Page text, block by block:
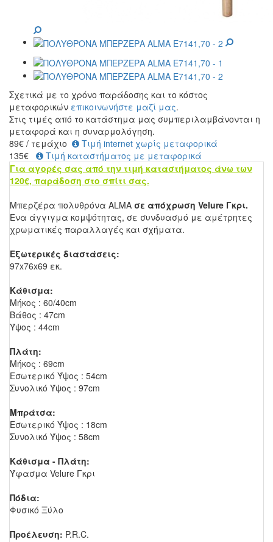
Σχετικά με το χρόνο παράδοσης και το κόστος
μεταφορικών επικοινωνήστε μαζί μας.
Στις τιμές από το κατάστημα μας συμπεριλαμβάνονται η
μεταφορά και η συναρμολόγηση.
89€ / τεμάχιο
Τιμή internet χωρίς μεταφορικά
135€
Τιμή καταστήματος με μεταφορικά
Για αγορές σας από την τιμή καταστήματος άνω των
120€, παράδοση στο σπίτι σας.
Μπερζέρα πολυθρόνα ALMA σε απόχρωση Velure Γκρι.
Ένα άγγιγμα κομψότητας, σε συνδυασμό με αμέτρητες
χρωματικές παραλλαγές και σχήματα.
Εξωτερικές διαστάσεις:
97x76x69 εκ.
Κάθισμα:
Μήκος : 60/40cm
Βάθος : 47cm
Ύψος : 44cm
Πλάτη:
Μήκος : 69cm
Εσωτερικό Ύψος : 54cm
Συνολικό Ύψος : 97cm
Μπράτσα:
Εσωτερικό Ύψος : 18cm
Συνολικό Ύψος : 58cm
Κάθισμα - Πλάτη:
Ύφασμα Velure Γκρι
Πόδια:
Φυσικό Ξύλο
Προέλευση: P.R.C.